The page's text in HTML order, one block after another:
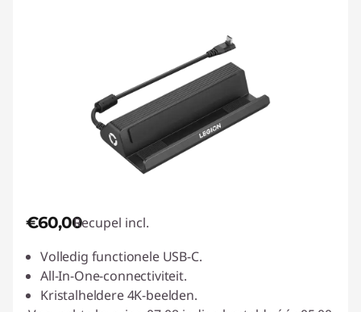
€60,00Recupel incl.
Volledig functionele USB-C.
All-In-One-connectiviteit.
Kristalheldere 4K-beelden.